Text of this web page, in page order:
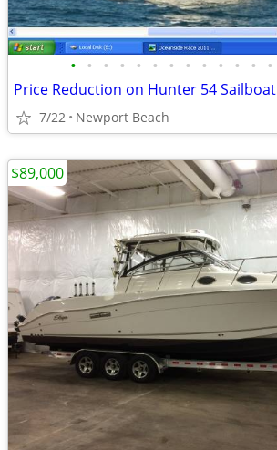
• • • • • • • • • • • • •
Price Reduction on Hunter 54 Sailboat
7/22 Newport Beach
$89,000